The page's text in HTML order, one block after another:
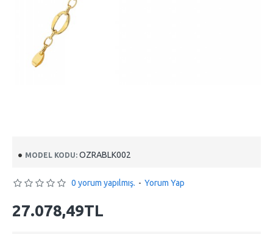
MODEL KODU: OZRABLK002
0 yorum yapılmış. - Yorum Yap
27.078,49TL